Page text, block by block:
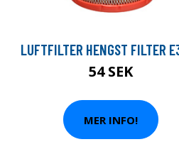
LUFTFILTER HENGST FILTER
54 SEK
MER INFO!